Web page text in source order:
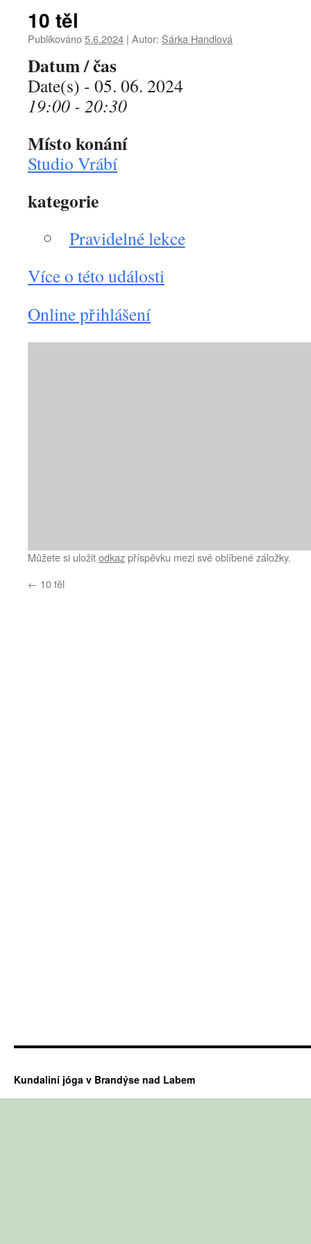
10 těl
Publikováno5.6.2024 | Autor: Šárka Handlová
Datum / čas
Date(s) - 05. 06. 2024
19:00 - 20:30
Místo konání
Studio Vrábí
kategorie
Pravidelné lekce
Více o této události
Online přihlášení
Můžete si uložitodkazpříspěvku mezi své oblíbené záložky.
← 10 těl
Kundaliní jóga v Brandýse nad Labem